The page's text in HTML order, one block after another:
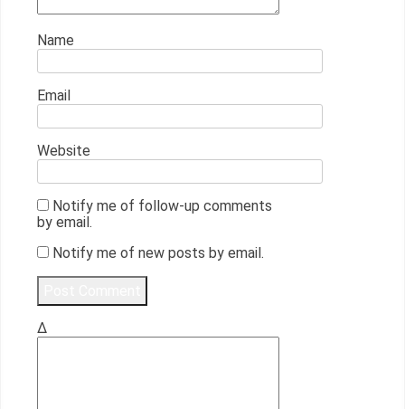
Name
Email
Website
Notify me of follow-up comments
by email.
Notify me of new posts by email.
Δ